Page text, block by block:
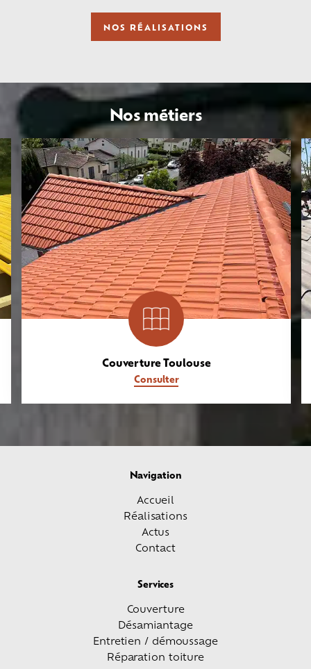
NOS RÉALISATIONS
Nos métiers
Couverture Toulouse
Consulter
Navigation
Accueil
Réalisations
Actus
Contact
Services
Couverture
Désamiantage
Entretien / démoussage
Réparation toiture